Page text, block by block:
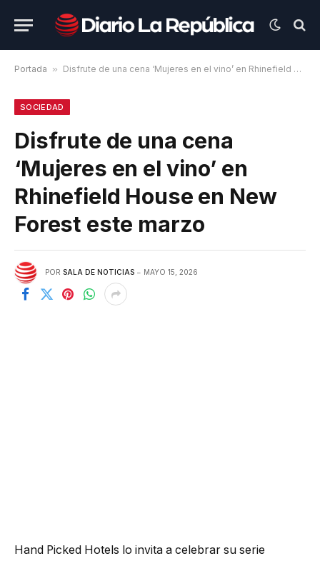
Portada » Disfrute de una cena ‘Mujeres en el vino’ en Rhinefield House en New Forest este marzo
SOCIEDAD
Disfrute de una cena
‘Mujeres en el vino’ en
Rhinefield House en New
Forest este marzo
POR SALA DE NOTICIAS MAYO 15, 2026
Hand Picked Hotels lo invita a celebrar su serie